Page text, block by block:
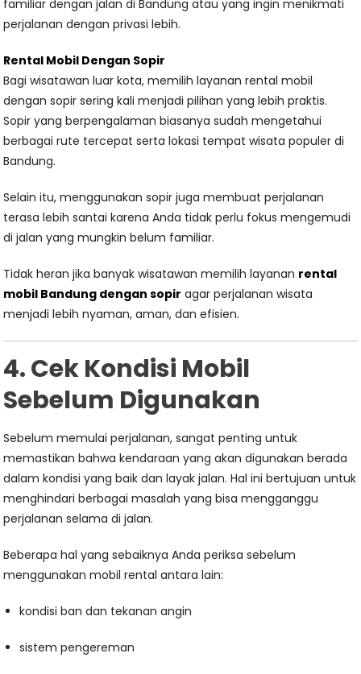
familiar dengan jalan di Bandung atau yang ingin menikmati
perjalanan dengan privasi lebih.
Rental Mobil Dengan Sopir
Bagi wisatawan luar kota, memilih layanan rental mobil
dengan sopir sering kali menjadi pilihan yang lebih praktis.
Sopir yang berpengalaman biasanya sudah mengetahui
berbagai rute tercepat serta lokasi tempat wisata populer di
Bandung.
Selain itu, menggunakan sopir juga membuat perjalanan
terasa lebih santai karena Anda tidak perlu fokus mengemudi
di jalan yang mungkin belum familiar.
Tidak heran jika banyak wisatawan memilih layanan rental
mobil Bandung dengan sopir agar perjalanan wisata
menjadi lebih nyaman, aman, dan efisien.
4. Cek Kondisi Mobil
Sebelum Digunakan
Sebelum memulai perjalanan, sangat penting untuk
memastikan bahwa kendaraan yang akan digunakan berada
dalam kondisi yang baik dan layak jalan. Hal ini bertujuan untuk
menghindari berbagai masalah yang bisa mengganggu
perjalanan selama di jalan.
Beberapa hal yang sebaiknya Anda periksa sebelum
menggunakan mobil rental antara lain:
kondisi ban dan tekanan angin
sistem pengereman